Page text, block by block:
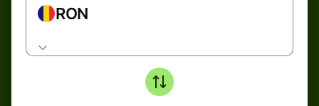
RON